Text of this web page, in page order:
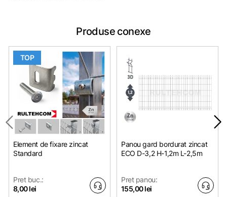
Produse conexe
TOP
Element de fixare zincat
Standard
Pret buc.:
8,00 lei
Panou gard bordurat zincat
ECO D-3,2 H-1,2m L-2,5m
Pret panou:
155,00 lei